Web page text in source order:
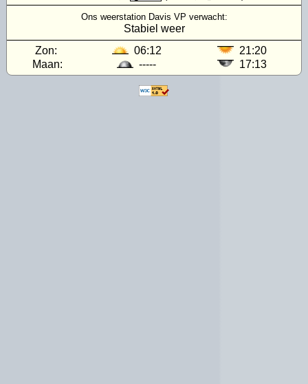
Ons weerstation Davis VP verwacht:
Stabiel weer
Zon:
06:12
21:20
Maan:
----- 17:13